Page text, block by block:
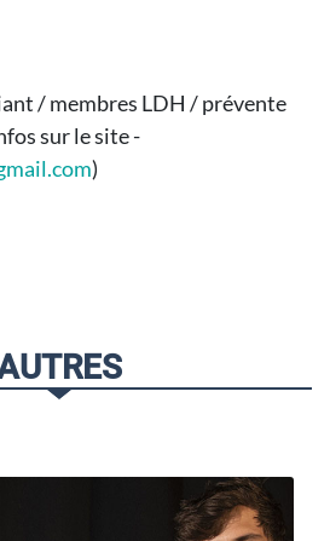
/ membres LDH / prévente
sur le site -
)